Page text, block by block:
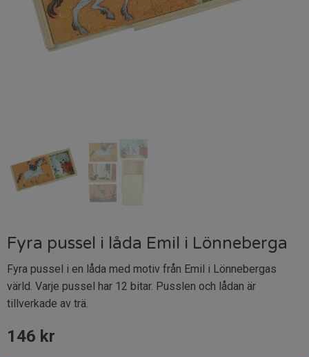
Fyra pussel i låda Emil i Lönneberga
Fyra pussel i en låda med motiv från Emil i Lönnebergas
värld. Varje pussel har 12 bitar. Pusslen och lådan är
tillverkade av trä.
146 kr